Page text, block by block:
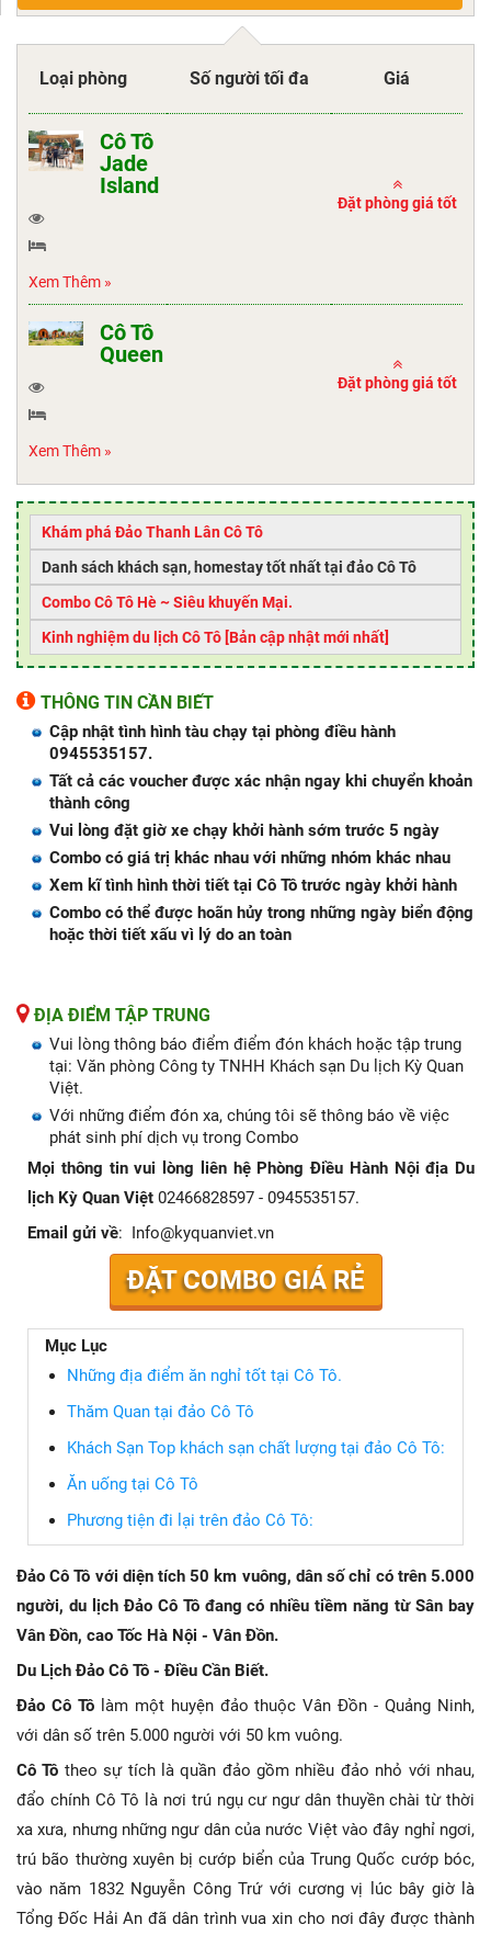
Loại phòng Số người tối đa Giá
Cô Tô
Jade
Island
Đặt phòng giá tốt
Xem Thêm »
Cô Tô
Queen
Đặt phòng giá tốt
Xem Thêm »
Khám phá Đảo Thanh Lân Cô Tô
Danh sách khách sạn, homestay tốt nhất tại đảo Cô Tô
Combo Cô Tô Hè ~ Siêu khuyến Mại.
Kinh nghiệm du lịch Cô Tô [Bản cập nhật mới nhất]
THÔNG TIN CẦN BIẾT
Cập nhật tình hình tàu chạy tại phòng điều hành
0945535157.
Tất cả các voucher được xác nhận ngay khi chuyển khoản
thành công
Vui lòng đặt giờ xe chạy khởi hành sớm trước 5 ngày
Combo có giá trị khác nhau với những nhóm khác nhau
Xem kĩ tình hình thời tiết tại Cô Tô trước ngày khởi hành
Combo có thể được hoãn hủy trong những ngày biển động
hoặc thời tiết xấu vì lý do an toàn
ĐỊA ĐIỂM TẬP TRUNG
Vui lòng thông báo điểm điểm đón khách hoặc tập trung
tại: Văn phòng Công ty TNHH Khách sạn Du lịch Kỳ Quan
Việt.
Với những điểm đón xa, chúng tôi sẽ thông báo về việc
phát sinh phí dịch vụ trong Combo
Mọi thông tin vui lòng liên hệ Phòng Điều Hành Nội địa Du
lịch Kỳ Quan Việt 02466828597 - 0945535157.
Email gửi về: Info@kyquanviet.vn
ĐẶT COMBO GIÁ RẺ
Mục Lục
Những địa điểm ăn nghỉ tốt tại Cô Tô.
Thăm Quan tại đảo Cô Tô
Khách Sạn Top khách sạn chất lượng tại đảo Cô Tô:
Ăn uống tại Cô Tô
Phương tiện đi lại trên đảo Cô Tô:
Đảo Cô Tô với diện tích 50 km vuông, dân số chỉ có trên 5.000
người, du lịch Đảo Cô Tô đang có nhiều tiềm năng từ Sân bay
Vân Đồn, cao Tốc Hà Nội - Vân Đồn.
Du Lịch Đảo Cô Tô - Điều Cần Biết.
Đảo Cô Tô làm một huyện đảo thuộc Vân Đồn - Quảng Ninh,
với dân số trên 5.000 người với 50 km vuông.
Cô Tô theo sự tích là quần đảo gồm nhiều đảo nhỏ với nhau,
đẩo chính Cô Tô là nơi trú ngụ cư ngư dân thuyền chài từ thời
xa xưa, nhưng những ngư dân của nước Việt vào đây nghỉ ngơi,
trú bão thường xuyên bị cướp biển của Trung Quốc cướp bóc,
vào năm 1832 Nguyễn Công Trứ với cương vị lúc bây giờ là
Tổng Đốc Hải An đã dân trình vua xin cho nơi đây được thành